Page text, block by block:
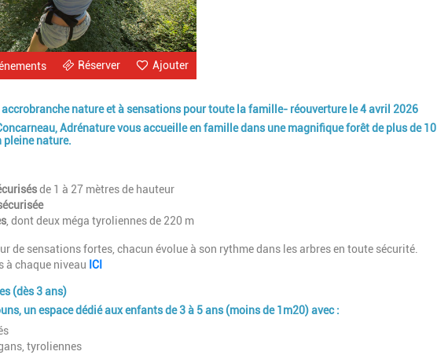
Ajouter
Réserver
nature et à sensations pour toute la famille- réouverture le 4 avril 2026
Adrénature vous accueille en famille dans une magnifique forêt de plus de 10
pleine nature.
de 1 à 27 mètres de hauteur
, dont deux méga tyroliennes de 220 m
de sensations fortes, chacun évolue à son rythme dans les arbres en toute sécurité.
à chaque niveau ICI
(dès 3 ans)
un espace dédié aux enfants de3 à 5 ans (moins de 1m20)avec :
tyroliennes